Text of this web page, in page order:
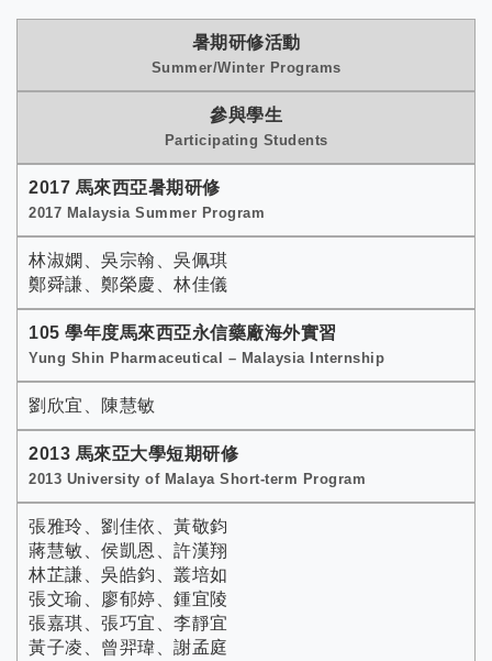
暑期研修活動
Summer/Winter Programs
參與學生
Participating Students
2017 馬來西亞暑期研修
2017 Malaysia Summer Program
林淑嫻、吳宗翰、吳佩琪
鄭舜謙、鄭榮慶、林佳儀
105 學年度馬來西亞永信藥廠海外實習
Yung Shin Pharmaceutical – Malaysia Internship
劉欣宜、陳慧敏
2013 馬來亞大學短期研修
2013 University of Malaya Short-term Program
張雅玲、劉佳依、黃敬鈞
蔣慧敏、侯凱恩、許漢翔
林芷謙、吳皓鈞、叢培如
張文瑜、廖郁婷、鍾宜陵
張嘉琪、張巧宜、李靜宜
黃子凌、曾羿瑋、謝孟庭